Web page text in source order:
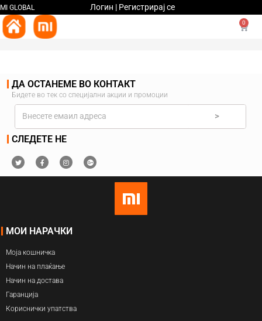
MI GLOBAL Логин | Регистрирај се
0
ДА ОСТАНЕМЕ ВО КОНТАКТ
Бидете во тек со специјални акции и промоции
>
СЛЕДЕТЕ НЕ
МОИ НАРАЧКИ
Моја кошничка
Начин на плаќање
Начин на достава
Гаранција
Кориснички упатства